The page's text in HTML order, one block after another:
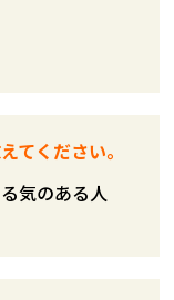
てください。
気のある人